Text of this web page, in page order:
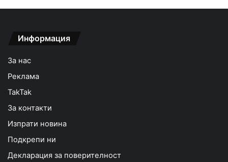
Информация
За нас
Реклама
TakTak
За контакти
Изпрати новина
Подкрепи ни
Декларация за поверителност